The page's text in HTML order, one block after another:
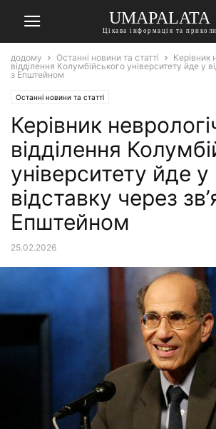
UMAPALATA
Цікава інформація та приколи
додому Останні новини та статті
Керівник
відділення Колумбійського університету йде у
з Епштейном
Останні новини та статті
Керівник
відділення
університету йде у
відставку через
Епштейном
25.02.2026